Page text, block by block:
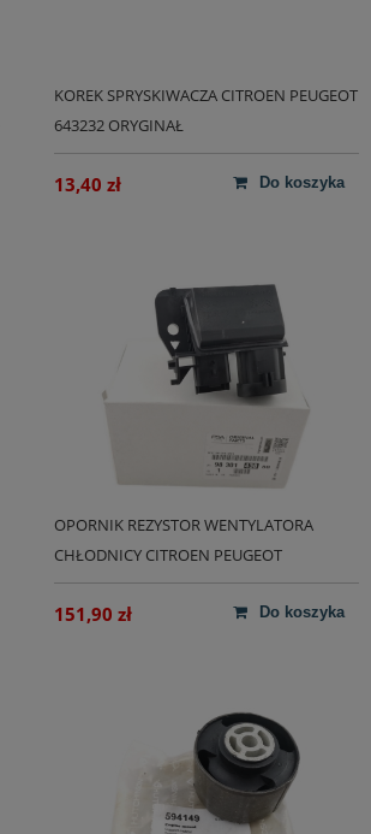
KOREK SPRYSKIWACZA CITROEN PEUGEOT
643232 ORYGINAŁ
13,40 zł do koszyka
OPORNIK REZYSTOR WENTYLATORA
CHŁODNICY CITROEN PEUGEOT
9830143880 ORYGINAŁ
151,90 zł do koszyka